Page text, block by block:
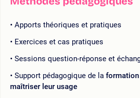
Apports théoriques et pratiques
Exercices et cas pratiques
Sessions question-réponse et
Support pédagogique de la
maîtriser leur usage